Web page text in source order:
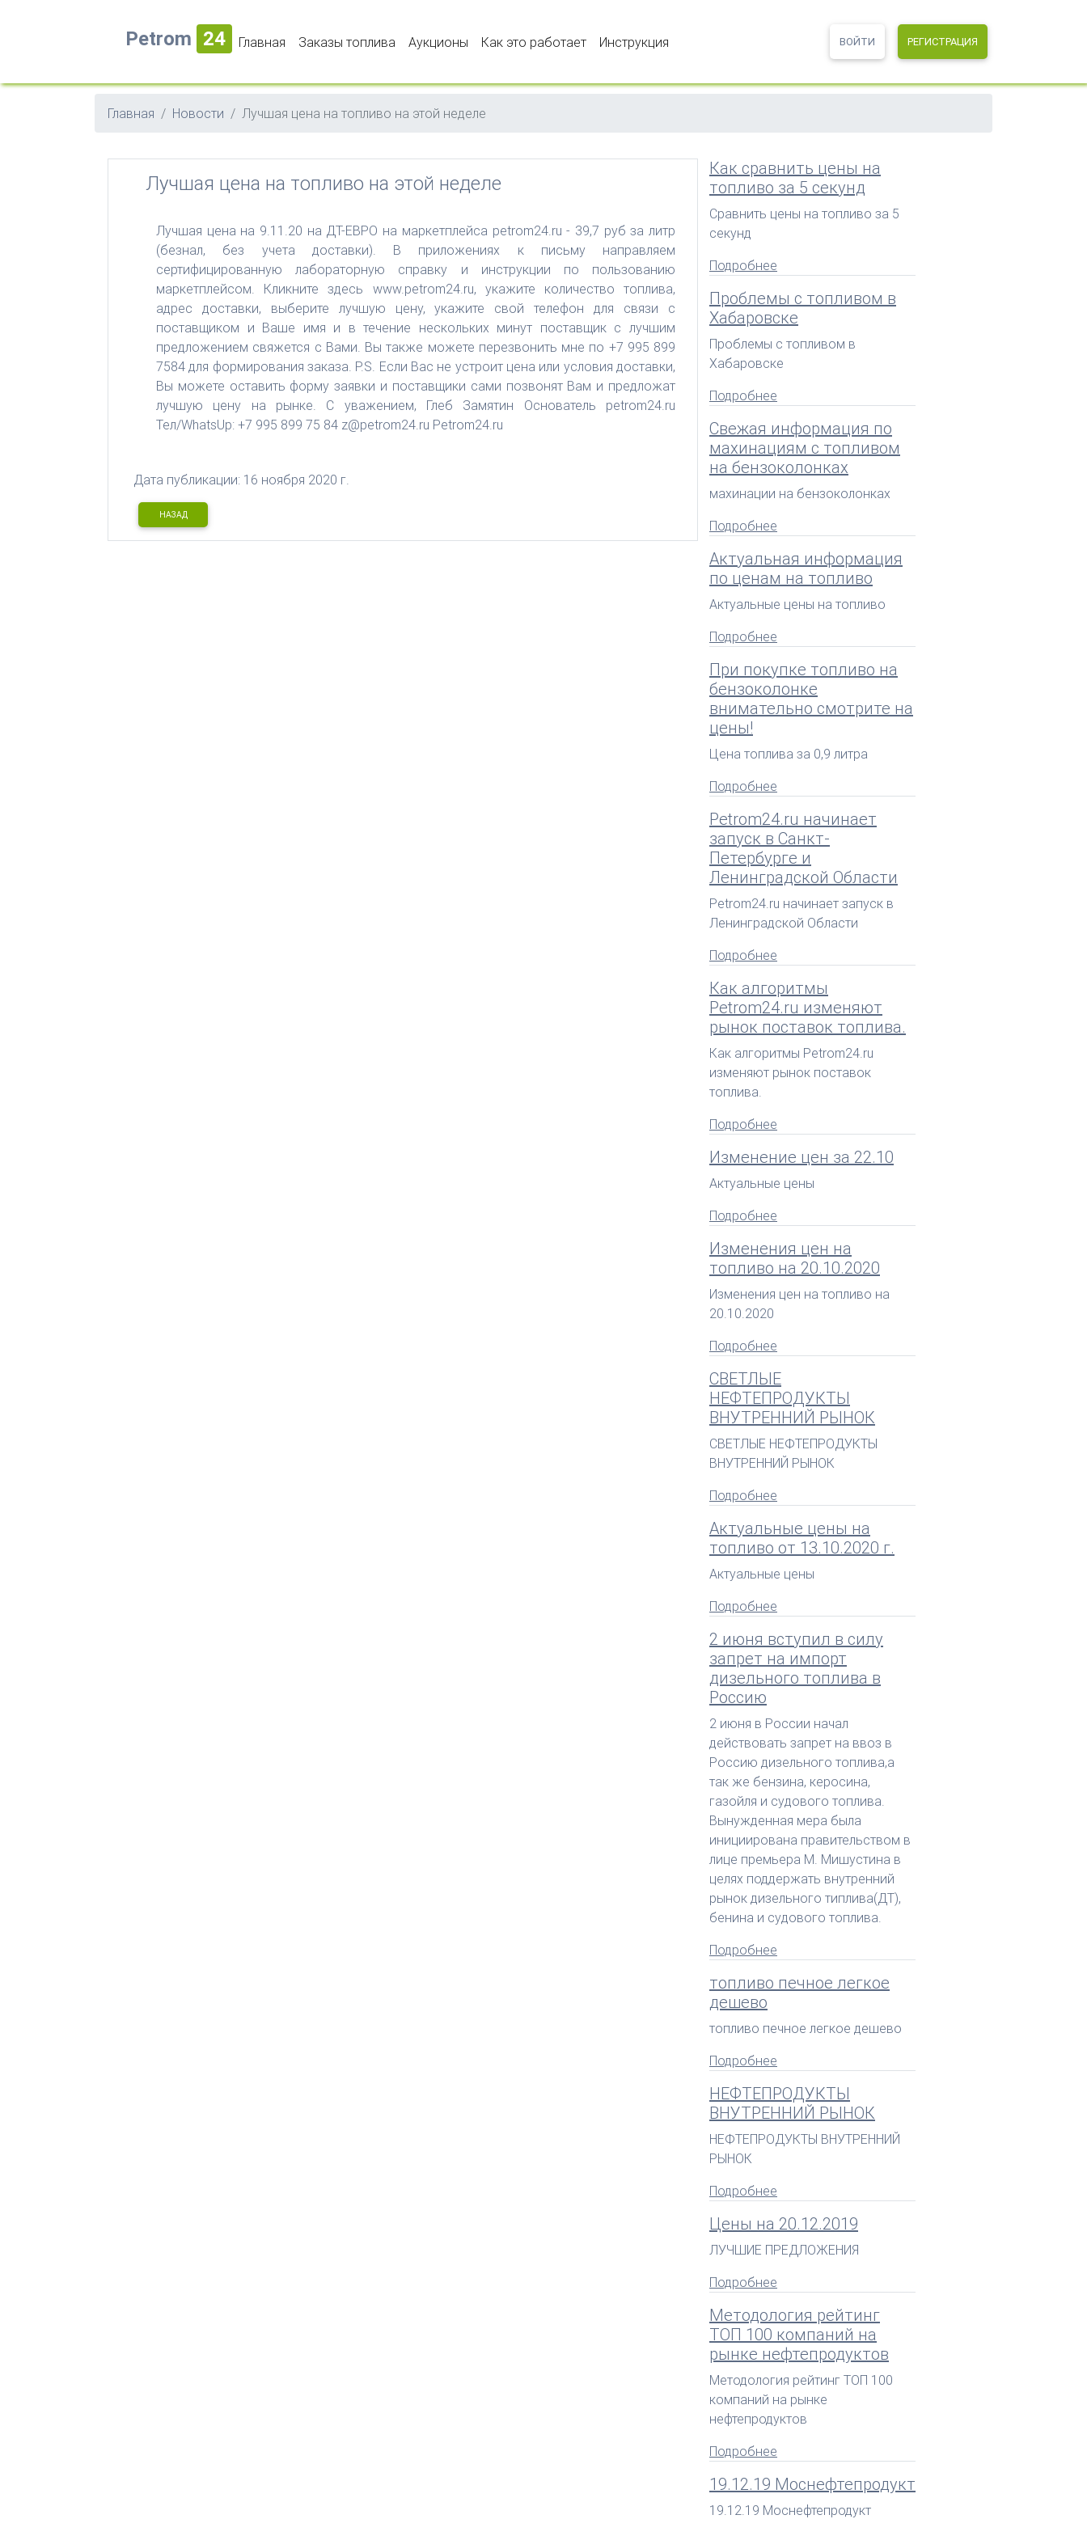
Petrom 24 Главная Заказы топлива Аукционы Как это работaет Инструкция ВОЙТИ РЕГИСТРАЦИЯ
Главная Новости Лучшая цена на топливо на этой неделе
Лучшая цена на топливо на этой неделе
Лучшая цена на 9.11.20 на ДТ-ЕВРО на маркетплейса petrom24.ru - 39,7 руб за литр
(безнал, без учета доставки). В приложениях к письму направляем
сертифицированную лабораторную справку и инструкции по пользованию
маркетплейсом. Кликните здесь www.petrom24.ru, укажите количество топлива,
адрес доставки, выберите лучшую цену, укажите свой телефон для связи с
поставщиком и Ваше имя и в течение нескольких минут поставщик с лучшим
предложением свяжется с Вами. Вы также можете перезвонить мне по +7 995 899
7584 для формирования заказа. P.S. Если Вас не устроит цена или условия доставки,
Вы можете оставить форму заявки и поставщики сами позвонят Вам и предложат
лучшую цену на рынке. С уважением, Глеб Замятин Основатель petrom24.ru
Тел/WhatsUp: +7 995 899 75 84 z@petrom24.ru Petrom24.ru
Дата публикации: 16 ноября 2020 г.
НАЗАД
Как сравнить цены на
топливо за 5 секунд
Сравнить цены на топливо за 5
секунд
Подробнее
Проблемы с топливом в
Хабаровске
Проблемы с топливом в
Хабаровске
Подробнее
Свежая информация по
махинациям с топливом
на бензоколонках
махинации на бензоколонках
Подробнее
Актуальная информация
по ценам на топливо
Актуальные цены на топливо
Подробнее
При покупке топливо на
бензоколонке
внимательно смотрите на
цены!
Цена топлива за 0,9 литра
Подробнее
Petrom24.ru начинает
запуск в Санкт-
Петербурге и
Ленинградской Области
Petrom24.ru начинает запуск в
Ленинградской Области
Подробнее
Как алгоритмы
Petrom24.ru изменяют
рынок поставок топлива.
Как алгоритмы Petrom24.ru
изменяют рынок поставок
топлива.
Подробнее
Изменение цен за 22.10
Актуальные цены
Подробнее
Изменения цен на
топливо на 20.10.2020
Изменения цен на топливо на
20.10.2020
Подробнее
СВЕТЛЫЕ
НЕФТЕПРОДУКТЫ
ВНУТРЕННИЙ РЫНОК
СВЕТЛЫЕ НЕФТЕПРОДУКТЫ
ВНУТРЕННИЙ РЫНОК
Подробнее
Актуальные цены на
топливо от 13.10.2020 г.
Актуальные цены
Подробнее
2 июня вступил в силу
запрет на импорт
дизельного топлива в
Россию
2 июня в России начал
действовать запрет на ввоз в
Россию дизельного топлива,а
так же бензина, керосина,
газойля и судового топлива.
Вынужденная мера была
инициирована правительством в
лице премьера М. Мишустина в
целях поддержать внутренний
рынок дизельного типлива(ДТ),
бенина и судового топлива.
Подробнее
топливо печное легкое
дешево
топливо печное легкое дешево
Подробнее
НЕФТЕПРОДУКТЫ
ВНУТРЕННИЙ РЫНОК
НЕФТЕПРОДУКТЫ ВНУТРЕННИЙ
РЫНОК
Подробнее
Цены на 20.12.2019
ЛУЧШИЕ ПРЕДЛОЖЕНИЯ
Подробнее
Методология рейтинг
ТОП 100 компаний на
рынке нефтепродуктов
Методология рейтинг ТОП 100
компаний на рынке
нефтепродуктов
Подробнее
19.12.19 Моснефтепродукт
19.12.19 Моснефтепродукт